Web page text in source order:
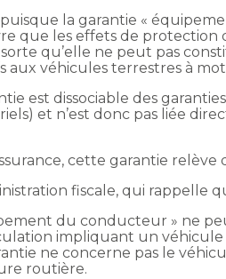
la garantie «
que les effets de
qu’elle ne peut pas
véhicules terrestres à
est dissociable des
et n’est donc pas liée
cette garantie
fiscale, qui rappelle
du conducteur » ne
impliquant un
ne concerne pas le
routière.